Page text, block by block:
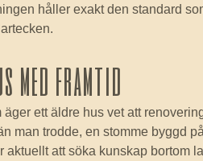
håller exakt den standard
med framtid
äger ett äldre hus vet att
man trodde, en stomme byggd
aktuellt att söka kunskap bortom